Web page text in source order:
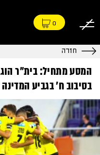
0
חזרה
המסע מתחיל: בית״ר
בסיבוב ח׳ בגביע המדינה